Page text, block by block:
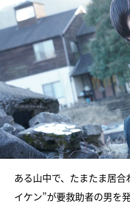
ある山中で、たまたま居
イケン”が要救助者の男を